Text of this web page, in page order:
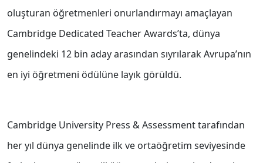
oluşturan öğretmenleri onurlandırmayı amaçlayan
Cambridge Dedicated Teacher Awards’ta, dünya
genelindeki 12 bin aday arasından sıyrılarak Avrupa’nın
en iyi öğretmeni ödülüne layık görüldü.
Cambridge University Press & Assessment tarafından
her yıl dünya genelinde ilk ve ortaöğretim seviyesinde